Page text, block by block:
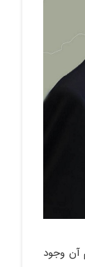
آن وجود